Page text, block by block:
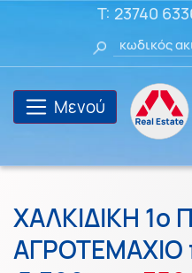
T: 23740
Μενού
ΧΑΛΚΙΔΙΚΗ 1ο
ΑΓΡΟΤΕΜΑΧΙΟ